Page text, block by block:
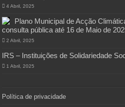
4 Abril, 2025
Plano Municipal de Acção
consulta pública até 16 de Maio de
2 Abril, 2025
IRS – Instituições de Solidariedade
1 Abril, 2025
Política de privacidade